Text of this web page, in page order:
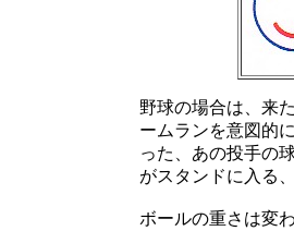
野球の場合は、来
ームランを意図的
った、あの投手の
がスタンドに入る
ボールの重さは変